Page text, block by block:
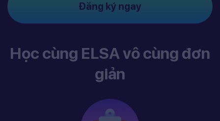
Đăng ký ngay
Học cùng ELSA vô cùng đơn
giản